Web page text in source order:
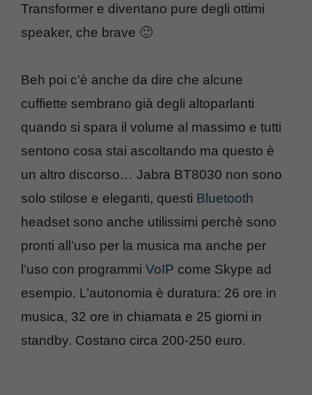
Transformer e diventano pure degli ottimi
speaker, che brave 🙂
Beh poi c’è anche da dire che alcune
cuffiette sembrano già degli altoparlanti
quando si spara il volume al massimo e tutti
sentono cosa stai ascoltando ma questo è
un altro discorso… Jabra BT8030 non sono
solo stilose e eleganti, questi Bluetooth
headset sono anche utilissimi perchè sono
pronti all’uso per la musica ma anche per
l’uso con programmi VoIP come Skype ad
esempio. L’autonomia è duratura: 26 ore in
musica, 32 ore in chiamata e 25 giorni in
standby. Costano circa 200-250 euro.